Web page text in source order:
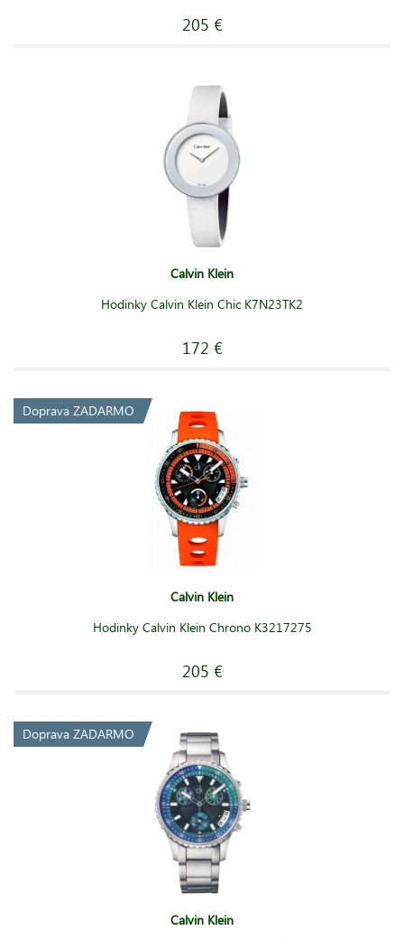
205 €
Calvin Klein
Hodinky Calvin Klein Chic K7N23TK2
172 €
Doprava ZADARMO
Calvin Klein
Hodinky Calvin Klein Chrono K3217275
205 €
Doprava ZADARMO
Calvin Klein